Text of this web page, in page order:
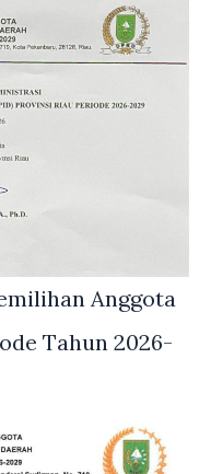
Anggota
Tahun 2026-